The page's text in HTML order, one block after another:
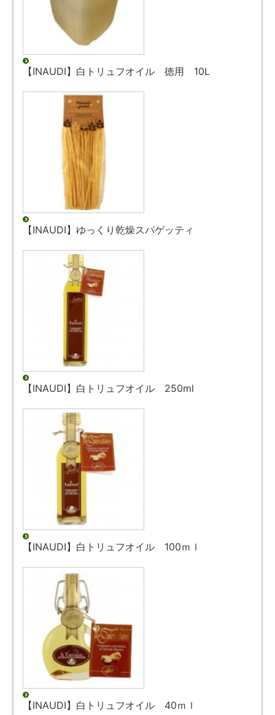
【INAUDI】白トリュフオイル 徳用 10L
【INAUDI】ゆっくり乾燥スパゲッティ
【INAUDI】白トリュフオイル 250ml
【INAUDI】白トリュフオイル 100ｍｌ
【INAUDI】白トリュフオイル 40ｍｌ